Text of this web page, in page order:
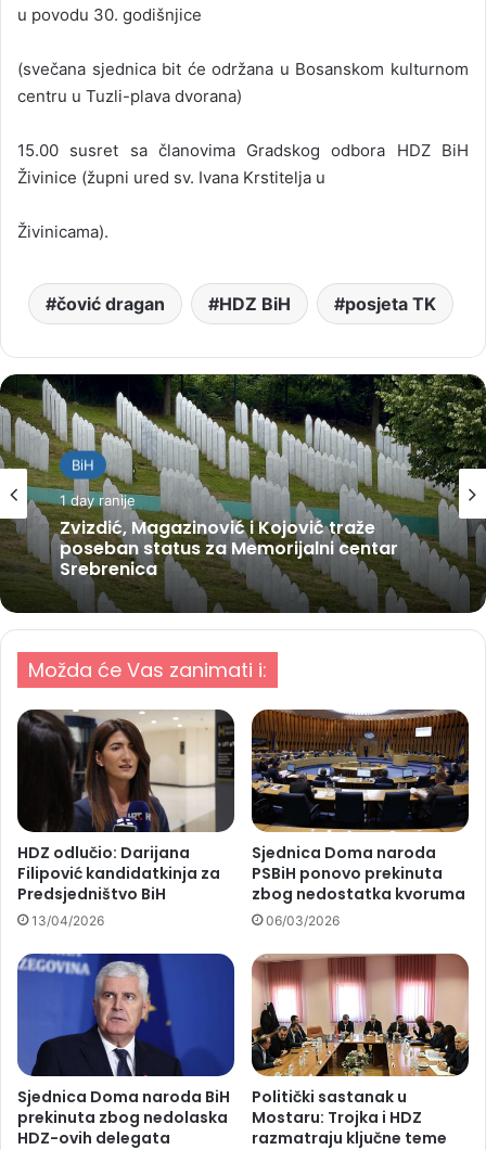
u povodu 30. godišnjice
(svečana sjednica bit će održana u Bosanskom kulturnom
centru u Tuzli-plava dvorana)
15.00 susret sa članovima Gradskog odbora HDZ BiH
Živinice (župni ured sv. Ivana Krstitelja u
Živinicama).
čović dragan HDZ BiH posjeta TK
BiH
1 day ranije
Zvizdić, Magazinović i Kojović traže
poseban status za Memorijalni centar
Srebrenica
Možda će Vas zanimati i:
HDZ odlučio: Darijana
Filipović kandidatkinja za
Predsjedništvo BiH
13/04/2026
Sjednica Doma naroda
PSBiH ponovo prekinuta
zbog nedostatka kvoruma
06/03/2026
Sjednica Doma naroda BiH
prekinuta zbog nedolaska
HDZ-ovih delegata
Politički sastanak u
Mostaru: Trojka i HDZ
razmatraju ključne teme